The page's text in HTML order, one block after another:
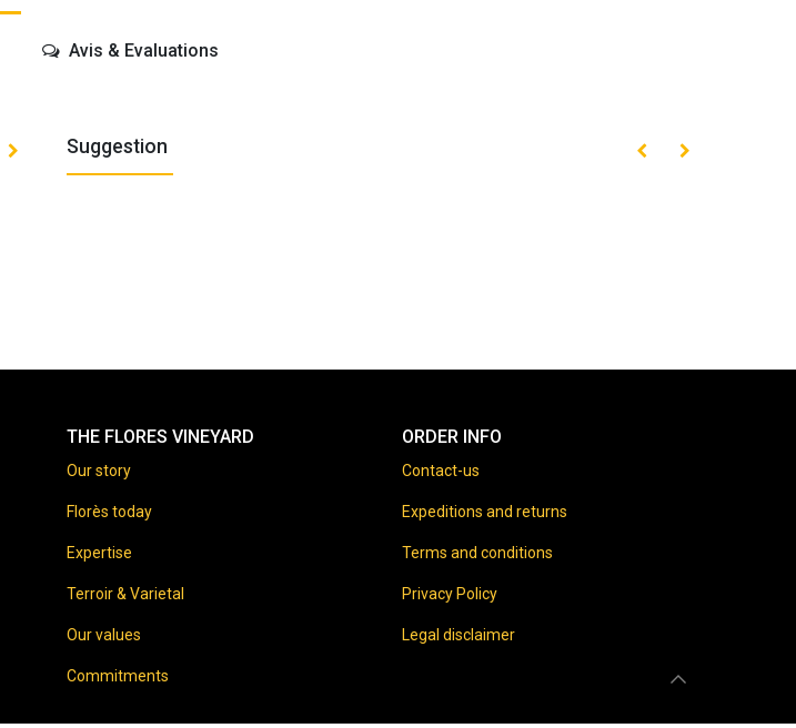
Avis & Evaluations
Suggestion
THE FLORES VINEYARD
Our story
Florès today
Expertise
Terroir & Varietal
Our values
Commitments
ORDER INFO
Contact-us
Expeditions and returns
Terms and conditions
Privacy Policy
Legal disclaimer